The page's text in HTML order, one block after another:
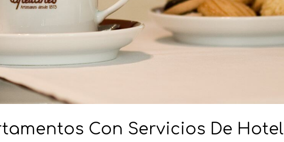
Con Servicios De Hotel